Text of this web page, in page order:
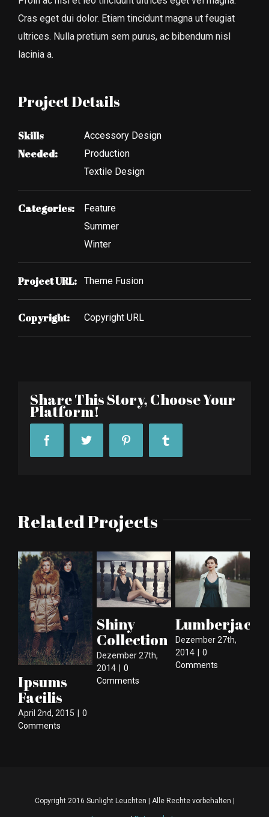
Cras eget dui dolor. Etiam tincidunt magna ut feugiat
ultrices. Nulla pretium sem purus, ac bibendum nisl
lacinia a.
Project Details
Skills
Needed:
Accessory Design
Production
Textile Design
Categories:
Feature
Summer
Winter
Project URL: Theme Fusion
Copyright: Copyright URL
Share This Story, Choose Your
Platform!
Related Projects
Ipsums
Facilis
April 2nd, 2015
0
Comments
Shiny
Collection
Dezember 27th,
2014
0
Comments
Lumberjack
Dezember 27th,
2014
0
Comments
Copyright 2016 Sunlight Leuchten | Alle Rechte vorbehalten |